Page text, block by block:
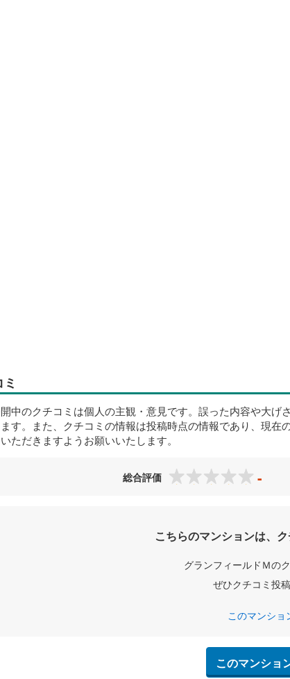
中のクチコミは個人の主観・意見です。誤った内容や大
ます。また、クチコミの情報は投稿時点の情報であり、現
ただきますようお願いいたします。
総合評価 -
こちらのマンションは、
グランフィールドＭの
ぜひクチコミ投
このマンショ
このマンショ